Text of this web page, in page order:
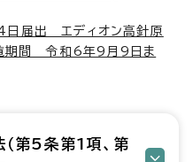
届出 エディオン高針原
期間 令和6年9月9日ま
第5条第1項、第